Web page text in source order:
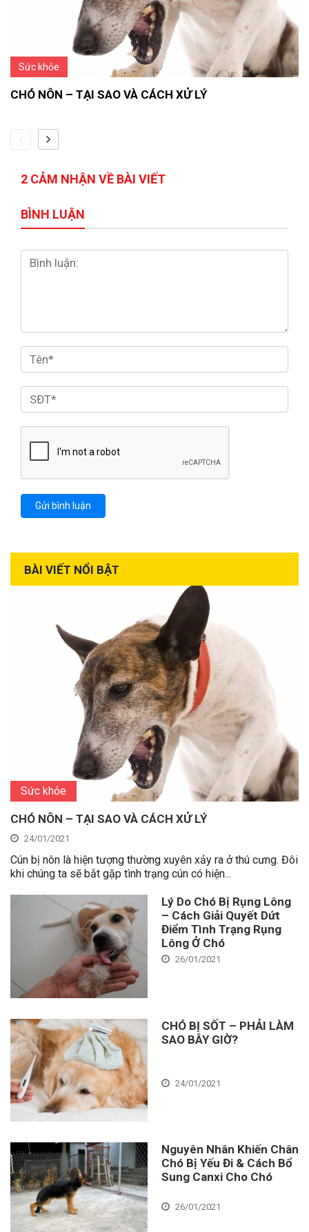
Sức khỏe
CHÓ NÔN – TẠI SAO VÀ CÁCH XỬ LÝ
2 CẢM NHẬN VỀ BÀI VIẾT
BÌNH LUẬN
BÀI VIẾT NỔI BẬT
Sức khỏe
CHÓ NÔN – TẠI SAO VÀ CÁCH XỬ LÝ
24/01/2021
Cún bị nôn là hiện tượng thường xuyên xảy ra ở thú cưng. Đôi
khi chúng ta sẽ bắt gặp tình trạng cún có hiện...
Lý Do Chó Bị Rụng Lông
– Cách Giải Quyết Dứt
Điểm Tình Trạng Rụng
Lông Ở Chó
26/01/2021
CHÓ BỊ SỐT – PHẢI LÀM
SAO BÂY GIỜ?
24/01/2021
Nguyên Nhân Khiến Chân
Chó Bị Yếu Đi & Cách Bổ
Sung Canxi Cho Chó
26/01/2021